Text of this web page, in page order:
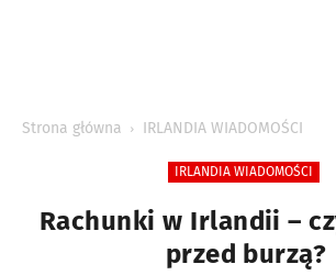
Strona główna IRLANDIA WIADOMOŚCI
IRLANDIA WIADOMOŚCI
Rachunki w Irlandii –
przed burzą?